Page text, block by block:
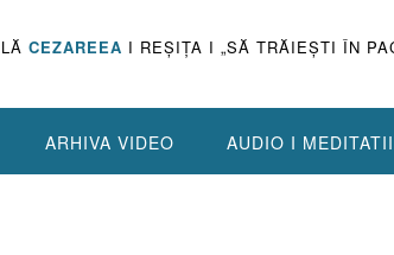
CEZAREEA I REŞIŢA I „SĂ TRĂIEŞTI ÎN
ARHIVA VIDEO AUDIO I